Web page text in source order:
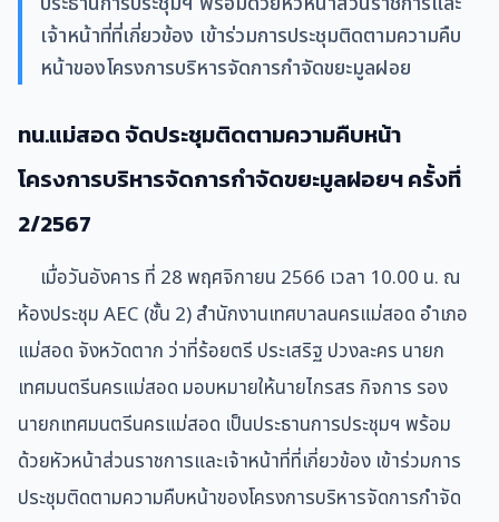
เจ้าหน้าที่ที่เกี่ยวข้อง เข้าร่วมการประชุมติดตามความคืบ
หน้าของโครงการบริหารจัดการกำจัดขยะมูลฝอย
ทน.แม่สอด จัดประชุมติดตามความคืบหน้า
โครงการบริหารจัดการกำจัดขยะมูลฝอยฯ ครั้งที่
2/2567
เมื่อวันอังคาร ที่ 28 พฤศจิกายน 2566 เวลา 10.00 น. ณ
ห้องประชุม AEC (ชั้น 2) สำนักงานเทศบาลนครแม่สอด อำเภอ
แม่สอด จังหวัดตาก ว่าที่ร้อยตรี ประเสริฐ ปวงละคร นายก
เทศมนตรีนครแม่สอด มอบหมายให้นายไกรสร กิจการ รอง
นายกเทศมนตรีนครแม่สอด เป็นประธานการประชุมฯ พร้อม
ด้วยหัวหน้าส่วนราชการและเจ้าหน้าที่ที่เกี่ยวข้อง เข้าร่วมการ
ประชุมติดตามความคืบหน้าของโครงการบริหารจัดการกำจัด